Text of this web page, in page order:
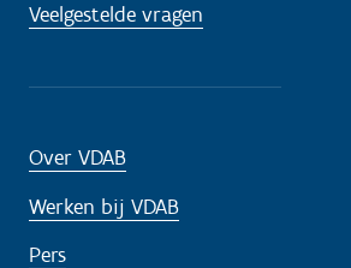
Veelgestelde vragen
Over VDAB
Werken bij VDAB
Pers